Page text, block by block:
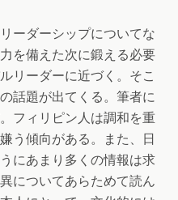
ーダーシップについてな
を備えた次に鍛える必要
リーダーに近づく。そこ
話題が出てくる。筆者に
フィリピン人は調和を重
う傾向がある。また、日
にあまり多くの情報は求
についてあらためて読ん